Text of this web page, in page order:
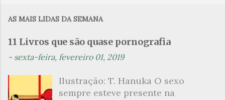
n
t
i
AS MAIS LIDAS DA SEMANA
11 Livros que são quase pornografia
- sexta-feira, fevereiro 01, 2019
Ilustração: T. Hanuka O sexo
sempre esteve presente na